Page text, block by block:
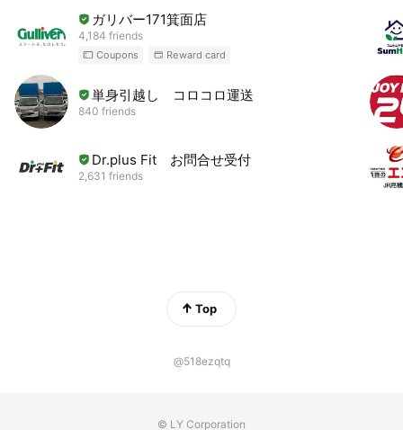
ガリバー171箕面店
4,184 friends
Coupons Reward card
単身引越し コロコロ運送
840 friends
Dr.plus Fit お問合せ受付
2,631 friends
Top
@518ezqtq
© LY Corporation